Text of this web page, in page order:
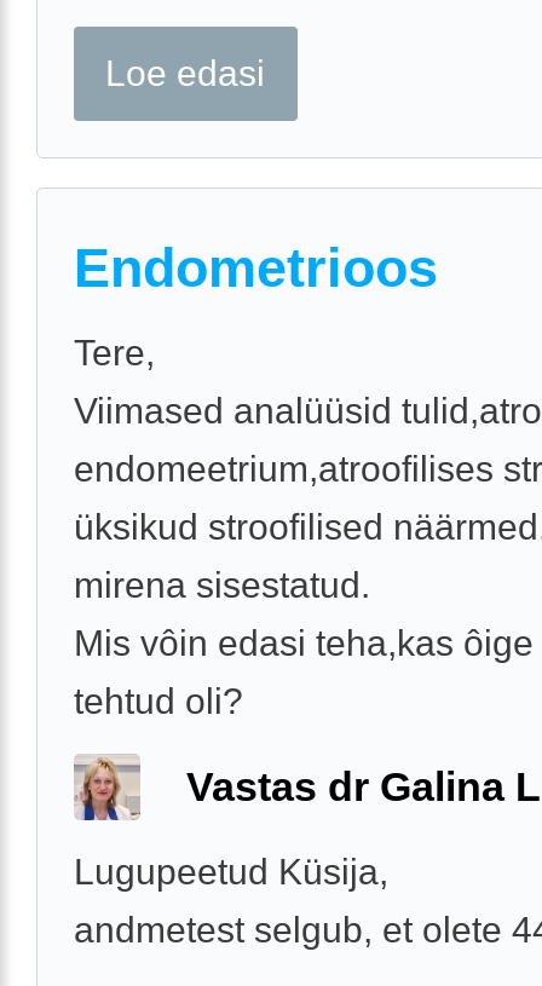
Loe edasi
Endometrioos
Tere,
Viimased analüüsid
endomeetrium,atroofilises
üksikud stroofilised
mirena sisestatud.
Mis vôin edasi teha,kas
tehtud oli?
Vastas dr Galina
Lugupeetud Küsija,
andmetest selgub, et olete